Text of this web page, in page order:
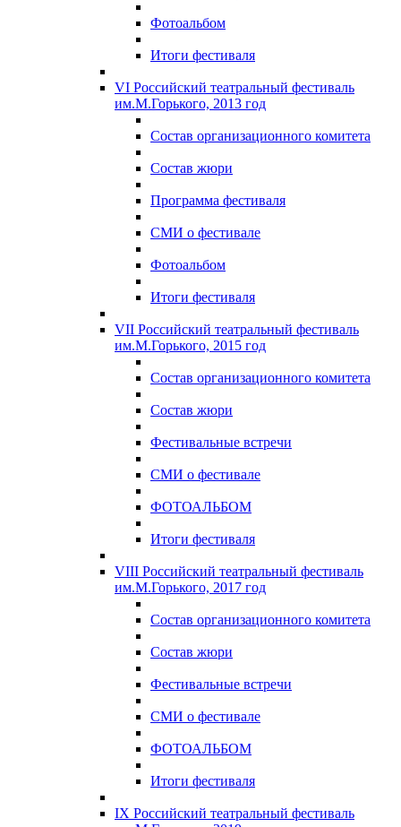
Фотоальбом
Итоги фестиваля
VI Российский театральный фестиваль
им.М.Горького, 2013 год
Состав организационного комитета
Состав жюри
Программа фестиваля
СМИ о фестивале
Фотоальбом
Итоги фестиваля
VII Российский театральный фестиваль
им.М.Горького, 2015 год
Состав организационного комитета
Состав жюри
Фестивальные встречи
СМИ о фестивале
ФОТОАЛЬБОМ
Итоги фестиваля
VIII Российский театральный фестиваль
им.М.Горького, 2017 год
Состав организационного комитета
Состав жюри
Фестивальные встречи
СМИ о фестивале
ФОТОАЛЬБОМ
Итоги фестиваля
IX Российский театральный фестиваль